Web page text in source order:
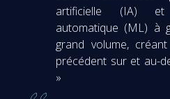
artificielle (IA) et
automatique (ML) à
grand volume,
précédent sur et au-
»